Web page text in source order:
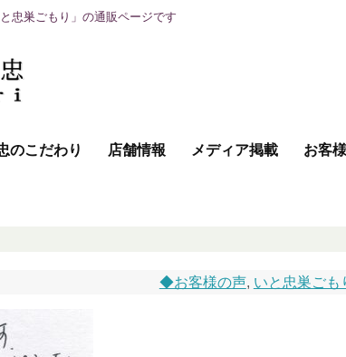
忠巣ごもり」の通販ページです
のこだわり 店舗情報 メディア掲載 お客
◆お客様の声, いと忠巣ごも